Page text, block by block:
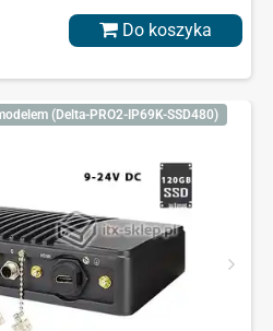
Do koszyka
(Delta-PRO2-IP69K-SSD480)